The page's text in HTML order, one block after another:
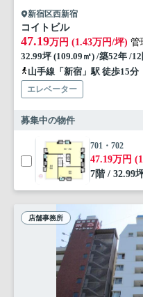
新宿区西新宿
コイトビル
47.19万円 (1.43万円/坪) 管
32.99坪 (109.09㎡) /築52年 /
山手線「新宿」駅 徒歩15分
エレベーター
募集中の物件
701・702
47.19万円
7階 / 32.99
店舗事務所